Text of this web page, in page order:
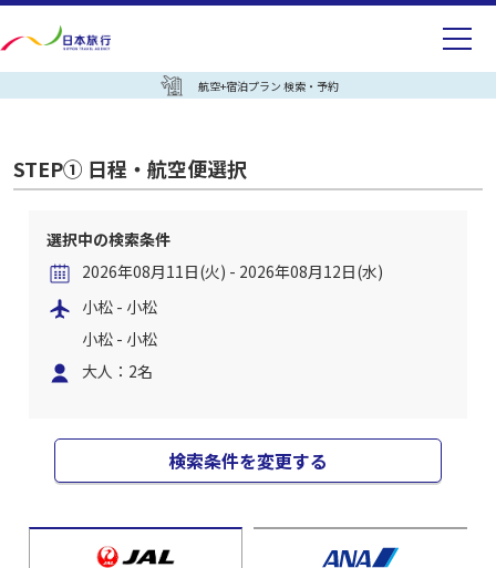
航空+宿泊プラン 検索・予約
STEP① 日程・航空便選択
選択中の検索条件
2026年08月11日(火) - 2026年08月12日(水)
小松 - 小松
小松 - 小松
大人：2名
検索条件を変更する